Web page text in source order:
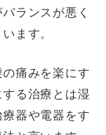
ランスが悪く
ます。
痛みを楽にす
る治療とは湿
器や電器をす